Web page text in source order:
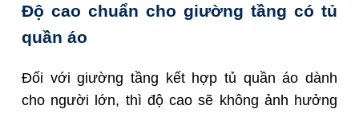
Độ cao chuẩn cho giường tầng có tủ
quần áo
Đối với giường tầng kết hợp tủ quần áo dành
cho người lớn, thì độ cao sẽ không ảnh hưởng